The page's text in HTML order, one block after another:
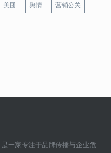
美团 舆情 营销公关
一家专注于品牌传播与企业危